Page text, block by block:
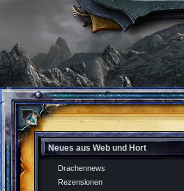
Neues aus Web und Hort
Drachennews
Rezensionen